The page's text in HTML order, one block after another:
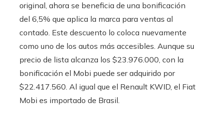
original, ahora se beneficia de una bonificación
del 6,5% que aplica la marca para ventas al
contado. Este descuento lo coloca nuevamente
como uno de los autos más accesibles. Aunque su
precio de lista alcanza los $23.976.000, con la
bonificación el Mobi puede ser adquirido por
$22.417.560. Al igual que el Renault KWID, el Fiat
Mobi es importado de Brasil.